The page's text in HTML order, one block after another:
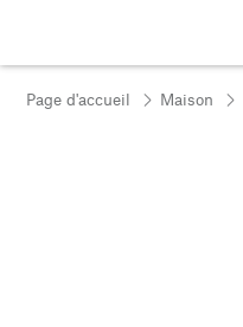
Page d'accueil Maison